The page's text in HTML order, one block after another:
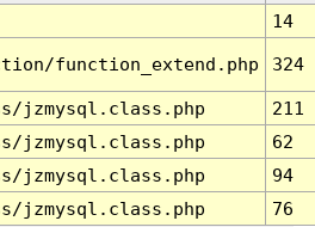
14
function_extend.php 324
jzmysql.class.php
211
jzmysql.class.php
62
jzmysql.class.php
94
jzmysql.class.php 76